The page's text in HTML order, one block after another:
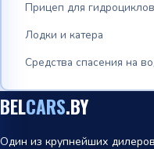
Прицеп для гидроциклов
Лодки и катера
Средства спасения на
BELCARS.BY
Один из крупнейших